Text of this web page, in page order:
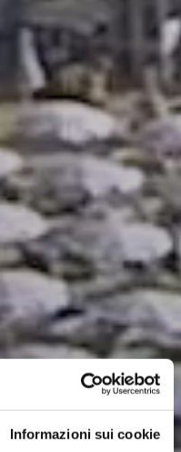
Informazioni sui cookie